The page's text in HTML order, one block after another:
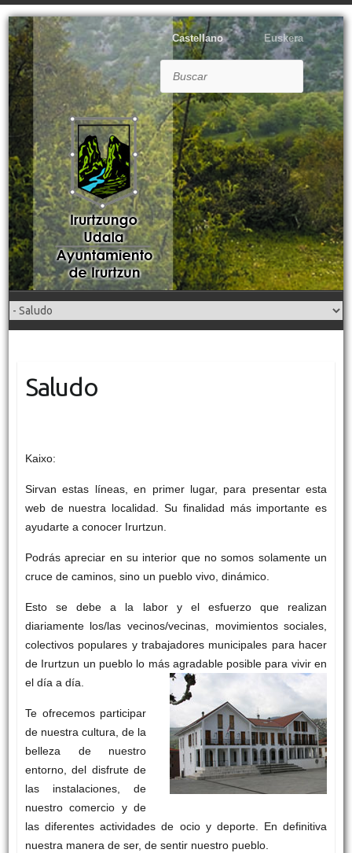
Castellano Euskera
Saludo
Kaixo:
Sirvan estas líneas, en primer lugar, para presentar esta
web de nuestra localidad. Su finalidad más importante es
ayudarte a conocer Irurtzun.
Podrás apreciar en su interior que no somos solamente un
cruce de caminos, sino un pueblo vivo, dinámico.
Esto se debe a la labor y el esfuerzo que realizan
diariamente los/las vecinos/vecinas, movimientos sociales,
colectivos populares y trabajadores municipales para hacer
de Irurtzun un pueblo lo más agradable posible para vivir en
el día a día.
Te ofrecemos participar
de nuestra cultura, de la
belleza de nuestro
entorno, del disfrute de
las instalaciones, de
nuestro comercio y de
las diferentes actividades de ocio y deporte. En definitiva
nuestra manera de ser, de sentir nuestro pueblo.